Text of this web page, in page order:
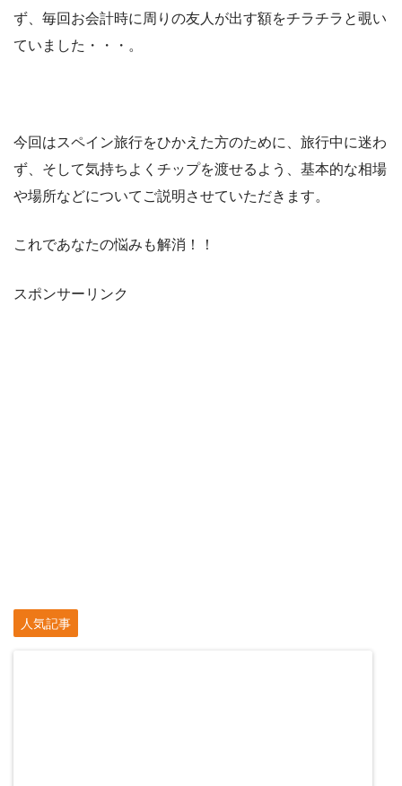
ず、毎回お会計時に周りの友人が出す額をチラチラと覗い
ていました・・・。
今回はスペイン旅行をひかえた方のために、旅行中に迷わ
ず、そして気持ちよくチップを渡せるよう
、基本的な相場
や場所などについてご説明させていただきます。
これであなたの悩みも解消！！
スポンサーリンク
人気記事